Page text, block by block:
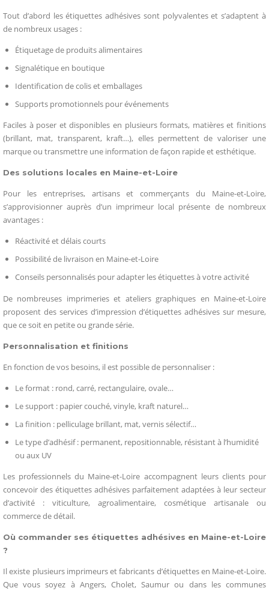
Tout d’abord les étiquettes adhésives sont polyvalentes et s’adaptent à
de nombreux usages :
Étiquetage de produits alimentaires
Signalétique en boutique
Identification de colis et emballages
Supports promotionnels pour événements
Faciles à poser et disponibles en plusieurs formats, matières et finitions
(brillant, mat, transparent, kraft…), elles permettent de valoriser une
marque ou transmettre une information de façon rapide et esthétique.
Des solutions locales en Maine-et-Loire
Pour les entreprises, artisans et commerçants du Maine-et-Loire,
s’approvisionner auprès d’un imprimeur local présente de nombreux
avantages :
Réactivité et délais courts
Possibilité de livraison en Maine-et-Loire
Conseils personnalisés pour adapter les étiquettes à votre activité
De nombreuses imprimeries et ateliers graphiques en Maine-et-Loire
proposent des services d’impression d’étiquettes adhésives sur mesure,
que ce soit en petite ou grande série.
Personnalisation et finitions
En fonction de vos besoins, il est possible de personnaliser :
Le format : rond, carré, rectangulaire, ovale…
Le support : papier couché, vinyle, kraft naturel…
La finition : pelliculage brillant, mat, vernis sélectif…
Le type d’adhésif : permanent, repositionnable, résistant à l’humidité
ou aux UV
Les professionnels du Maine-et-Loire accompagnent leurs clients pour
concevoir des étiquettes adhésives parfaitement adaptées à leur secteur
d’activité : viticulture, agroalimentaire, cosmétique artisanale ou
commerce de détail.
Où commander ses étiquettes adhésives en Maine-et-Loire
?
Il existe plusieurs imprimeurs et fabricants d’étiquettes en Maine-et-Loire.
Que vous soyez à Angers, Cholet, Saumur ou dans les communes